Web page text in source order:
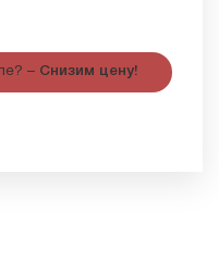
– Снизим цену!